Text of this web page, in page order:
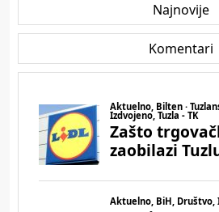
Najnovije
Komentari